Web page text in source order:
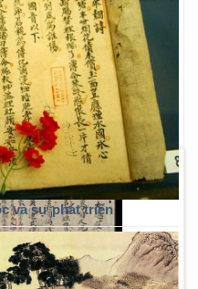
và sự phát triển